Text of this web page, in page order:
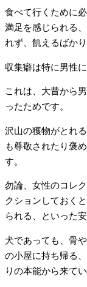
食べて行くために
満足を感じられる
れず、飢えるばか
収集癖は特に男性
これは、大昔から
ったためです。
沢山の獲物がとれ
も尊敬されたり褒
す。
勿論、女性のコレ
クションしておく
られる、といった
犬であっても、骨
の小屋に持ち帰る
りの本能から来てい